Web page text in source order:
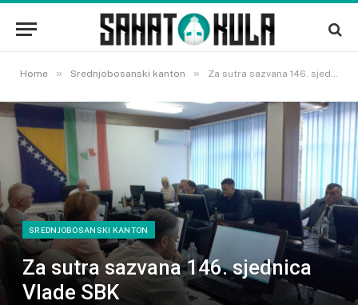
Home » Srednjobosanski kanton » Za sutra sazvana 146. sjednica Vlade SBK
SREDNJOBOSANSKI KANTON
Za sutra sazvana 146. sjednica
Vlade SBK